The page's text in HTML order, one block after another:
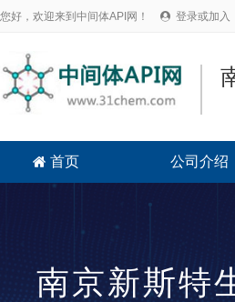
您好，欢迎来到中间体API网！  登录或加入
 首页 公司介绍
南京新斯特